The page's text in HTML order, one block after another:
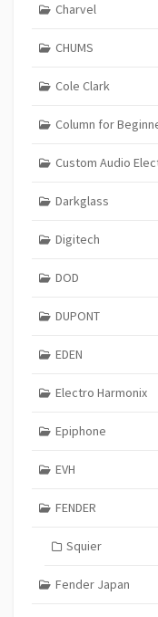
Charvel
CHUMS
Cole Clark
Column for
Custom Audio
Darkglass
Digitech
DOD
DUPONT
EDEN
Electro Harmonix
Epiphone
EVH
FENDER
Squier
Fender Japan